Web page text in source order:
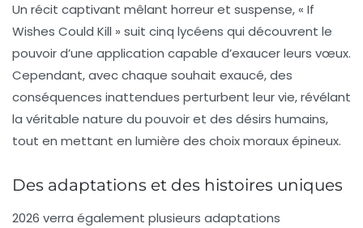
Un récit captivant mêlant horreuret suspense, « If
Wishes Could Kill » suit cinq lycéens qui découvrent le
pouvoir d’une application capable d’exaucer leurs vœux.
Cependant, avec chaque souhait exaucé, des
conséquences inattendues perturbent leur vie, révélant
la véritable nature du pouvoir et des désirs humains,
tout en mettant en lumière des choix moraux épineux.
Des adaptations et des histoires uniques
2026 verra également plusieurs adaptations